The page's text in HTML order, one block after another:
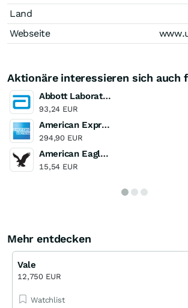
Land
Webseite
Aktionäre interessieren sich auch
Abbott Laboratories
93,24 EUR
American Express
294,90 EUR
American Eagle Outfitters
15,54 EUR
Mehr entdecken
Vale
12,750 EUR
Watchlist